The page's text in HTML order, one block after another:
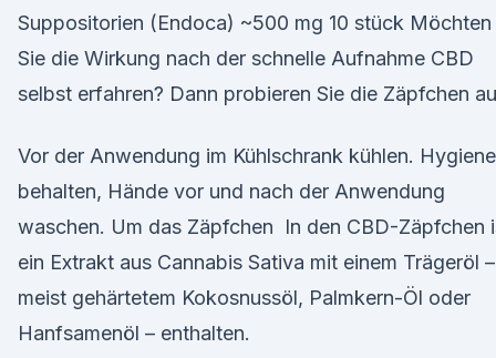
Suppositorien (Endoca) ~500 mg 10 stück Möchten
Sie die Wirkung nach der schnelle Aufnahme CBD
selbst erfahren? Dann probieren Sie die Zäpfchen
Vor der Anwendung im Kühlschrank kühlen. Hygiene
behalten, Hände vor und nach der Anwendung
waschen. Um das Zäpfchen In den CBD-Zäpfchen
ein Extrakt aus Cannabis Sativa mit einem Trägeröl –
meist gehärtetem Kokosnussöl, Palmkern-Öl oder
Hanfsamenöl – enthalten.